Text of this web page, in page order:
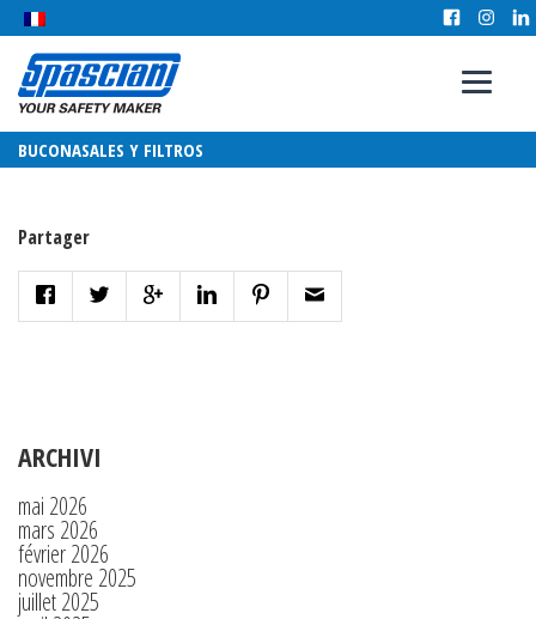
BUCONASALES Y FILTROS
Partager
ARCHIVI
mai 2026
mars 2026
février 2026
novembre 2025
juillet 2025